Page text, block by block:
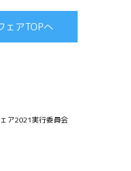
ェアTOPへ
ア2021実行委員会